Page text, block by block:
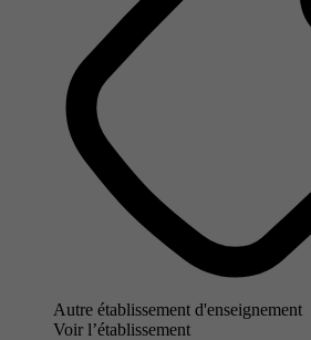
Autre établissement d'enseignement
Voir l’établissement